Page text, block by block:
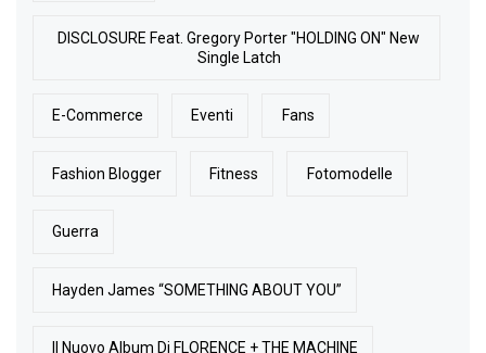
DISCLOSURE Feat. Gregory Porter "HOLDING ON" New
Single Latch
E-Commerce Eventi Fans
Fashion Blogger Fitness Fotomodelle
Guerra
Hayden James “SOMETHING ABOUT YOU”
Il Nuovo Album Di FLORENCE + THE MACHINE